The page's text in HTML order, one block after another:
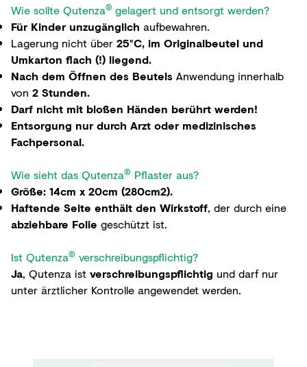
Wie sollte Qutenza® gelagert und entsorgt werden?
Für Kinder unzugänglich aufbewahren.
Lagerung nicht über 25°C, im Originalbeutel und
Umkarton flach (!) liegend.
Nach dem Öffnen des Beutels Anwendung innerhalb
von 2 Stunden.
Darf nicht mit bloßen Händen berührt werden!
Entsorgung nur durch Arzt oder medizinisches
Fachpersonal.
Wie sieht das Qutenza® Pflaster aus?
Größe: 14cm x 20cm (280cm2).
Haftende Seite enthält den Wirkstoff, der durch eine
abziehbare Folie geschützt ist.
Ist Qutenza® verschreibungspflichtig?
Ja, Qutenza ist verschreibungspflichtig und darf nur
unter ärztlicher Kontrolle angewendet werden.